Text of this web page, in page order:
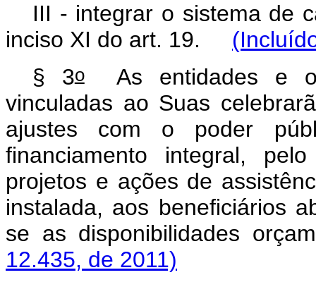
III - integrar o sistema de
inciso XI do art. 19.
§ 3oAs entidades e
vinculadas ao Suas
ajustes com o poder
financiamento integral,
projetos e ações de
instalada, aos beneficiários
se as disponibilidades
12.435, de 2011)